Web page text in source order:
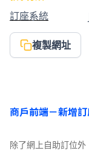
訂座系統
複製網址
商戶前端－新增
除了網上自助訂位